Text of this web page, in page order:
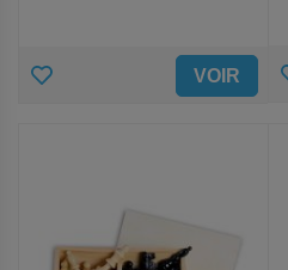
AJOUTER VOIR